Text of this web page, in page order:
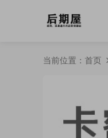
当前位置： 首页